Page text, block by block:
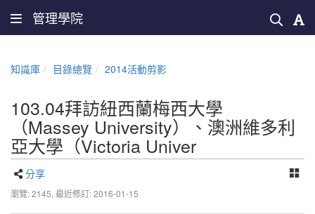
管理學院
知識庫 目錄總覽 2014活動剪影
103.04拜訪紐西蘭梅西大學
（Massey University）、澳洲維多利
亞大學（Victoria Univer
分享
瀏覽: 2145, 最近修訂: 2016-01-15